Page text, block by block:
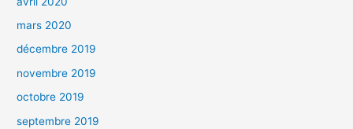
mars 2020
décembre 2019
novembre 2019
octobre 2019
septembre 2019